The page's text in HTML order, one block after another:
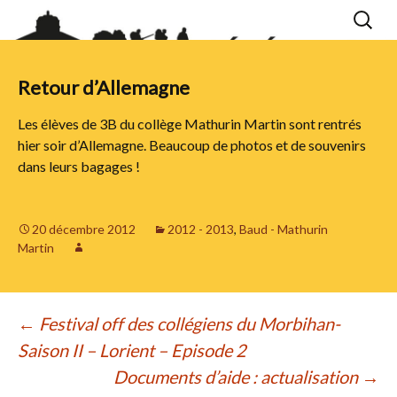
Retour d’Allemagne
Les élèves de 3B du collège Mathurin Martin sont rentrés
hier soir d’Allemagne. Beaucoup de photos et de souvenirs
dans leurs bagages !
20 décembre 2012 2012 - 2013, Baud - Mathurin
Martin
Navigation
des
← Festival off des collégiens du Morbihan-
Saison II – Lorient – Episode 2
Documents d’aide : actualisation →